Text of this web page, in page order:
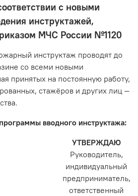
с новыми
инструктажей,
МЧС России №1120
инструктаж проводят до
со всеми новыми
принятых на постоянную работу,
стажёров и других лиц —
вводного инструктажа:
УТВЕРЖДАЮ
Руководитель,
индивидуальный
предприниматель,
ответственный